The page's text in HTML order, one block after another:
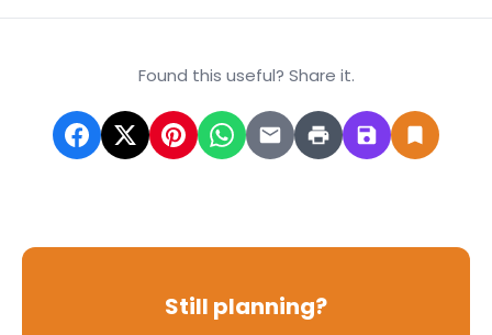
Found this useful? Share it.
Still planning?